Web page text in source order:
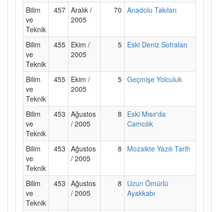
Bilim
ve
Teknik
457 Aralık /
2005
70 Anadolu Takıları
Bilim
ve
Teknik
455 Ekim /
2005
5 Eski Deniz Sofraları
Bilim
ve
Teknik
455 Ekim /
2005
5 Geçmişe Yolculuk
Bilim
ve
Teknik
453 Ağustos
/ 2005
8
Eski Mısır'da
Camcılık
Bilim
ve
Teknik
453 Ağustos
/ 2005
8 Mozaikte Yazılı Tarih
Bilim
ve
Teknik
453 Ağustos
/ 2005
8
Uzun Ömürlü
Ayakkabı